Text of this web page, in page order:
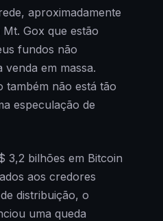
aproximadamente
Gox que estão
fundos não
venda em massa.
também não está tão
especulação de
3,2 bilhões em Bitcoin
aos credores
distribuição, o
uma queda